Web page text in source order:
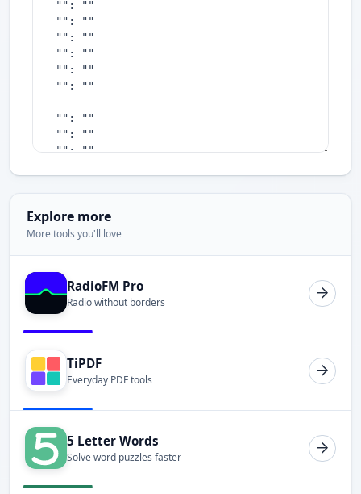
Explore more
More tools you'll love
RadioFM Pro
Radio without borders
TiPDF
Everyday PDF tools
5 Letter Words
Solve word puzzles faster